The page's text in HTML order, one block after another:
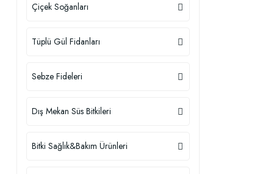
Çiçek Soğanları
Tüplü Gül Fidanları
Sebze Fideleri
Dış Mekan Süs Bitkileri
Bitki Sağlık&Bakım Ürünleri